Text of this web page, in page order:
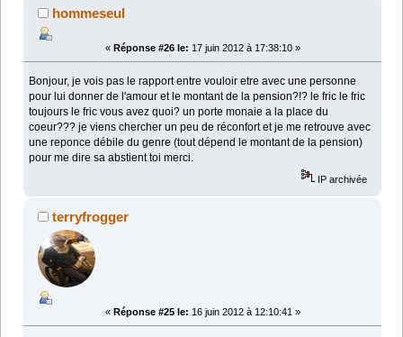
hommeseul
« Réponse #26 le: 17 juin 2012 à 17:38:10 »
Bonjour, je vois pas le rapport entre vouloir etre avec une personne
pour lui donner de l'amour et le montant de la pension?!? le fric le fric
toujours le fric vous avez quoi? un porte monaie a la place du
coeur??? je viens chercher un peu de réconfort et je me retrouve avec
une reponce débile du genre (tout dépend le montant de la pension)
pour me dire sa abstient toi merci.
IP archivée
terryfrogger
« Réponse #25 le: 16 juin 2012 à 12:10:41 »